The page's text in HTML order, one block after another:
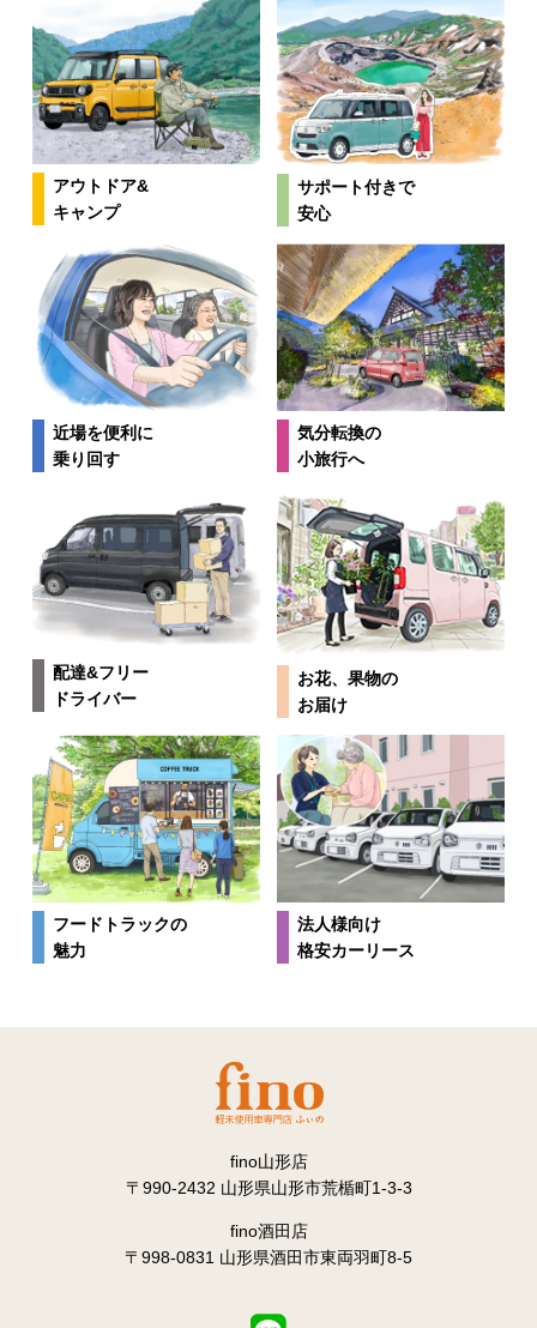
アウトドア&
キャンプ
サポート付きで
安心
近場を便利に
乗り回す
気分転換の
小旅行へ
配達&フリー
ドライバー
お花、果物の
お届け
フードトラックの
魅力
法人様向け
格安カーリース
fino山形店
〒990-2432 山形県山形市荒楯町1-3-3
fino酒田店
〒998-0831 山形県酒田市東両羽町8-5